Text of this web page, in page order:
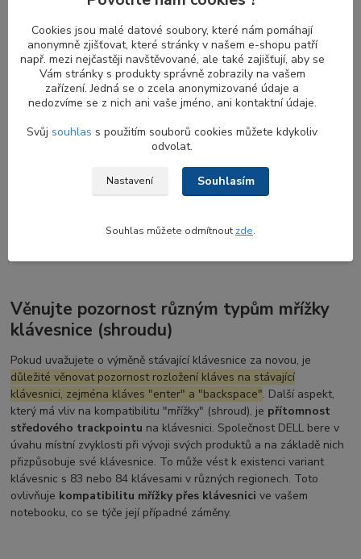
vnitřní komponenty. U některých notebooků může hrátmřížka
klávesniceroli v odvádění tepla. Usměrňuje proudění vzduchu a
tepla pryč od vnitřních komponent, jako je procesor (CPU) a
grafická karta (GPU), což zabraňuje přehřátí.
Shroud přispívá k pevnosti a odolnosti při
U některých modelů přispívá mřížka klávesnice k dodatečné
udržovat celkovou pevnost a stabilitu zařízení.Shroud
Věnujte pozornost různým typům mřížky
klávesnice (shroudu)
Pokud uvažujete o výměně stávající klávesnice za novou, je
důležité věnovat pozornost rozložení kláves na stávající
klávesnici, zejména kláves "enter" a "backspace". Další aspekt,
který má vliv na kompatibilitu "mřížky" (shroud), je přítomnost
středového trackpointu na klávesnici. Společnost DELL bere v
úvahu místní zvyklosti při vývoji svých produktů a na základě nich
přizpůsobuje své klávesnice. To může vést k existenci variant
klávesnic s 83 nebo 84 klávesami v různých regionech. Toto
ovlivňuje kompatibilitu mřížky přes klávesnici ve vašem
notebooku, co se týče její případné záměny.
Cookies jsou malé datové soubory, které nám pomáhají
anonymně zjišťovat, které stránky v našem e-shopu patří
např. mezi nejčastěji navštěvované, ale také zajišťují, aby se
Vám stránky s produkty správně zobrazily na vašem
zařízení. Jedná se o zcela anonymizované údaje a
nedozvíme se z nich ani vaše jméno, ani kontaktní údaje.
Svůj souhlas s použitím souborů cookies můžete kdykoliv
odvolat.
Nastavení Souhlasím
Souhlas můžete odmítnout zde.